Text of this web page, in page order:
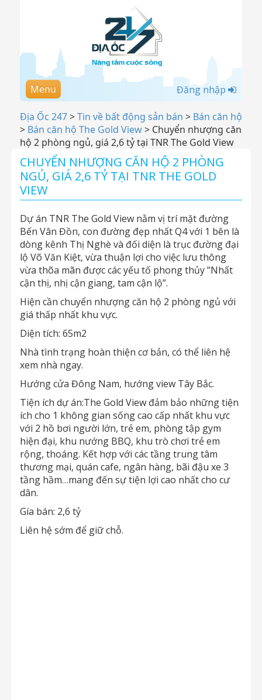
Menu Đăng nhập
Địa Ốc 247>Tin về bất động sản bán > Bán căn hộ
> Bán căn hộ The Gold View> Chuyển nhượng căn
hộ 2 phòng ngủ, giá 2,6 tỷ tại TNR The Gold View
CHUYỂN NHƯỢNG CĂN HỘ 2 PHÒNG
NGỦ, GIÁ 2,6 TỶ TẠI TNR THE GOLD
VIEW
Dự án TNR The Gold View nằm vị trí mặt đường
Bến Vân Đồn, con đường đẹp nhất Q4 với 1 bên là
dòng kênh Thị Nghè và đối diện là trục đường đại
lộ Võ Văn Kiệt, vừa thuận lợi cho việc lưu thông
vừa thõa mãn được các yếu tố phong thủy “Nhất
cận thị, nhị cận giang, tam cận lộ”.
Hiện cần chuyển nhượng căn hộ 2 phòng ngủ với
giá thấp nhất khu vực.
Diện tích: 65m2
Nhà tình trạng hoàn thiện cơ bản, có thể liên hệ
xem nhà ngay.
Hướng cửa Đông Nam, hướng view Tây Bắc.
Tiện ích dự án:The Gold View đảm bảo những tiện
ích cho 1 không gian sống cao cấp nhất khu vực
với 2 hồ bơi người lớn, trẻ em, phòng tập gym
hiện đại, khu nướng BBQ, khu trò chơi trẻ em
rộng, thoáng. Kết hợp với các tầng trung tâm
thương mại, quán cafe, ngân hàng, bãi đậu xe 3
tầng hầm…mang đến sự tiện lợi cao nhất cho cư
dân.
Gía bán: 2,6 tỷ
Liên hệ sớm để giữ chỗ.